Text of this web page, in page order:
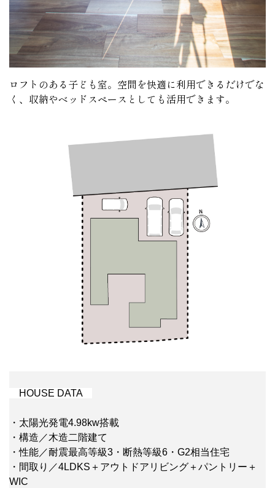
ロフトのある子ども室。空間を快適に利用できるだけでな
く、収納やベッドスペースとしても活用できます。
HOUSE DATA
・太陽光発電4.98kw搭載
・構造／木造二階建て
・性能／耐震最高等級3・断熱等級6・G2相当住宅
・間取り／4LDKS＋アウトドアリビング＋パントリー＋
WIC